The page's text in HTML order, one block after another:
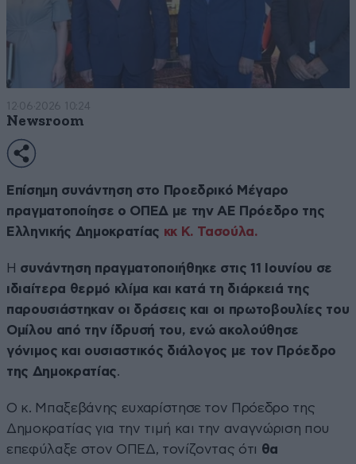
12·06·2026 10:24
Newsroom
Επίσημη συνάντηση στο Προεδρικό Μέγαρο
πραγματοποίησε ο ΟΠΕΔ με την ΑΕ Πρόεδρο της
Ελληνικής Δημοκρατίας κκ Κ. Τασούλα.
Η συνάντηση πραγματοποιήθηκε στις 11 Ιουνίου σε
ιδιαίτερα θερμό κλίμα και κατά τη διάρκειά της
παρουσιάστηκαν οι δράσεις και οι πρωτοβουλίες του
Ομίλου από την ίδρυσή του, ενώ ακολούθησε
γόνιμος και ουσιαστικός διάλογος με τον Πρόεδρο
της Δημοκρατίας.
Ο κ. Μπαξεβάνης ευχαρίστησε τον Πρόεδρο της
Δημοκρατίας για την τιμή και την αναγνώριση που
επεφύλαξε στον ΟΠΕΔ, τονίζοντας ότι θα